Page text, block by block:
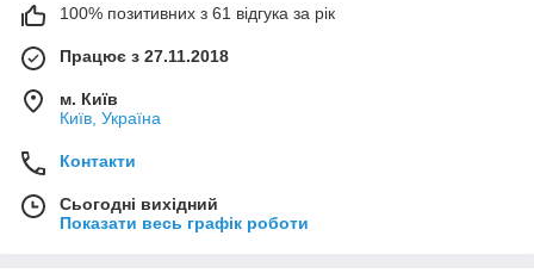
100% позитивних з 61 відгука за рік
Працює з 27.11.2018
м. Київ
Київ, Україна
Контакти
Сьогодні вихідний
Показати весь графік роботи